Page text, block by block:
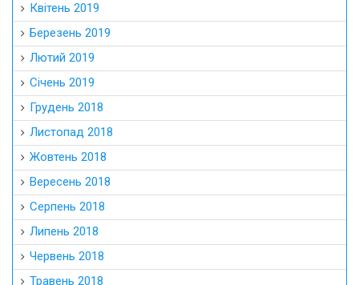
Квітень 2019
Березень 2019
Лютий 2019
Січень 2019
Грудень 2018
Листопад 2018
Жовтень 2018
Вересень 2018
Серпень 2018
Липень 2018
Червень 2018
Травень 2018